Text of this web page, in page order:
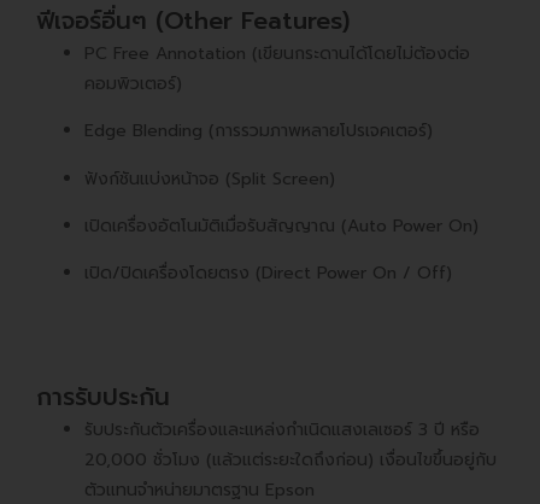
ฟีเจอร์อื่นๆ (Other Features)
PC Free Annotation (เขียนกระดานได้โดยไม่ต้องต่อ
คอมพิวเตอร์)
Edge Blending (การรวมภาพหลายโปรเจคเตอร์)
ฟังก์ชันแบ่งหน้าจอ (Split Screen)
เปิดเครื่องอัตโนมัติเมื่อรับสัญญาณ (Auto Power On)
เปิด/ปิดเครื่องโดยตรง (Direct Power On / Off)
การรับประกัน
รับประกันตัวเครื่องและแหล่งกำเนิดแสงเลเซอร์ 3 ปี หรือ
20,000 ชั่วโมง (แล้วแต่ระยะใดถึงก่อน) เงื่อนไขขึ้นอยู่กับ
ตัวแทนจำหน่ายมาตรฐาน Epson